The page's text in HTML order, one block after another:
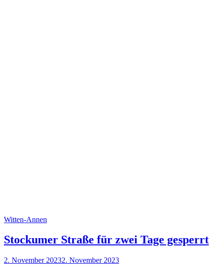
Witten-Annen
Stockumer Straße für zwei Tage gesperrt
2. November 20232. November 2023